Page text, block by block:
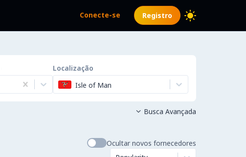
Conecte-se Registro
Localização
Isle of Man
 Busca Avançada
Ocultar novos fornecedores